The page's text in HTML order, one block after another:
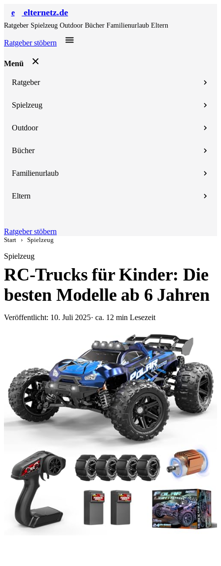
e elternetz.de
Ratgeber Spielzeug Outdoor Bücher Familienurlaub Eltern
Ratgeber stöbern
Menü
Ratgeber
Spielzeug
Outdoor
Bücher
Familienurlaub
Eltern
Ratgeber stöbern
Start › Spielzeug
Spielzeug
RC-Trucks für Kinder: Die
besten Modelle ab 6 Jahren
Veröffentlicht: 10. Juli 2025· ca. 12 min Lesezeit